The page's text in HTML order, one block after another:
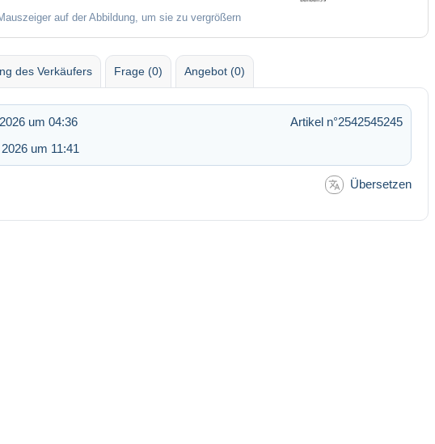
auf der Abbildung, um sie zu vergrößern
des Verkäufers Frage (0) Angebot (0)
um 04:36
Artikel n°2542545245
um 11:41
Übersetzen